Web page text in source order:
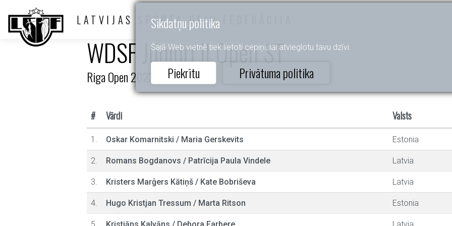
Sīkdatņu politika
Šajā Web vietnē tiek lietoti cepiņi, lai atvieglotu tavu dzīvi.
Piekrītu Privātuma politika
LATVIJAS SPORTA DEJU FEDERĀCIJA
WDSF Juniori II Open ST
Riga Open 2023
# Vārdi Valsts
1. Oskar Komarnitski / Maria Gerskevits Estonia
2. Romans Bogdanovs / Patrīcija Paula Vindele Latvia
3. Kristers Marģers Kātiņš / Kate Bobriševa Latvia
4. Hugo Kristjan Tressum / Marta Ritson Estonia